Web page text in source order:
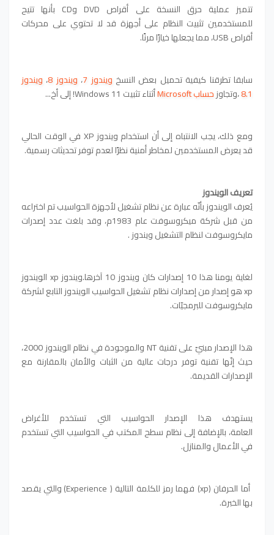
تتميز عملية حرق النسخة على أقراص DVD وCD بأنها تتيح
للمستخدمين تثبيت النظام على أجهزة قد لا تحتوي على محركات
أقراص USB، مما يجعلها خيارًا مرنًا.
سابقا تطرقنا كيفية تحميل بعض النسخ ويندوز 7 ، ويندوز 8 ، ويندوز
8.1،وتجاوزحساب Microsoft أثناء تثبيت Windows 11! إلى أخ...
ومع ذلك، يجب الانتباه إلى أن استخدام ويندوز XP في الوقت الحالي
قد يعرض المستخدمين لمخاطر أمنية نظرًا لعدم توفر تحديثات رسمية.
تعريف الويندوز
يُعرف الويندوز بأنّه عبارة عن نظام تشغيل لأجهزة الحواسيب تم اختراعه
من قبل شركة ميكروسوفت عام 1983م، وقد بلغت عدد إصدرات
مايكروسوفت لنظام التشغيل ويندوز .
لغاية يومنا هذا 10 إصدارات كان ويندوز 10 آخرها.ويندوز xp الويندوز
xpهو إصدار من إصدارات نظام تشغيل الحواسيب الويندوز التابع لشركة
مايكروسوفت للبرمجيّات.
هذا الإصدار مبنيّ على تقنية NT والموجودة في نظام الويندوز 2000،
حيث إنّها تقنية توفر درجات عالية من الثبات والأمان بالمقارنة مع
الإصدارات القديمة.
يستهدف هذا الإصدار الحواسيب التي تستخدم للأغراض
العامة،بالإضافة إلى نظام سطح المكتب في الحواسيب التي تستخدم
في الأعمال والمنازل.
أما الحرفان (xp) فهما رمز للكلمة التالية ( Experience) والتي يقصد
بها الخبرة.